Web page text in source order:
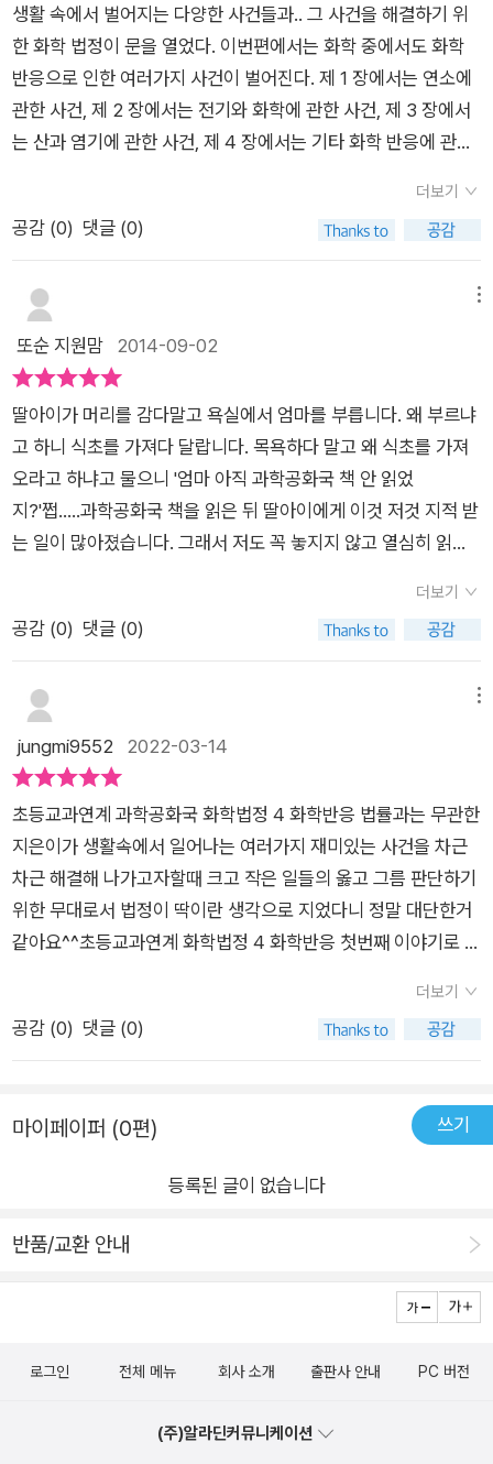
되게 하면서 안에 들어있던 음식물을변질시켜 주기 때문이래요.
그리고 <전기와 화학에 관한 사건> 중에서'머리를 말리지 못하
는 드라이어' 사건도 정말 흥미로웠어요.나홀로 양은 홈쇼핑을 보
다가 손도, 머리도 말려주는핸드 드라이어를 집에 설치합니다.초
강력 드라이어래요. 홈쇼핑 광고처럼 손을 씻고, 드라이어에가져
드라이어에 갖다 되었는데..글쎄 작동을 안하는거죠.왜그랬을까
요?핸드 드라이어의 센서는 적외선 방식으로 빛을 방출하여반사
된 빛을 감지한대요.그런데 검은 물체는 모든 빛을 흡수하는 성질
이 있으므로, 검은 머리카락을핸드 드라이어에 대면 흡수된 적외
선을 반사할 수 없어작동되지 않는다고 하네요.그래서 검은색의
생머리가 작동이 안되었던 거래요.그런데 말이죠~대머리와 염색
이도, 저도, 완전 신세계를 만난 것 같은기분이라고 했습니다.^^
전혀 생각하지 못했던 부분이거든요.과학공화국 법정시리즈 통
해서 정말 재미있는 일들을많이 알게되는 것 같아요.그리고우리
딸이 정말 재미있게 읽은 내용은<산과 염기에 관한 사건> 정에
서'머리카락 간장' 이래요.제목 그대로 설마...머리카락으로 간장
을??이라고 생각했는데요..정말 머리카락으로 간장을 만드는 내
용이더라구요. 과학공화국에 쌀값도, 곡식값도 폭등을 한 것이에
범남이는 의외로 우리의 귀염둥이 싸요 간장이 있어서신나하며
이야기하죠.그 이유가 바로 머리카락으로 간장을 만든다는 거였
어요.그런데 머리카락 간장이 사기죄로 화학법정에 고소가 되어
버립니다.정말 머리카락으로 간장을 만들 수 있는 거라구요?머
리카락과 식용 염산, 식용 탄산나트륨이 있으면간장을 만들 수 있
는 것이라고 하네요.브라보!! 완전 놀랍습니다.일반 간장보다는
맛과 향이 조금 떨어지지만제조 기간이 짧고 먹어도 아무 이상이
없다는 장점이 있다고 하네요.실제로 중국에서 생산이 되었었지
고 합니다.정말정말 재미있는 산과 염기에 관한 사건이었어요.흥
미로운 사건으로 과학을 이렇게 재미있게 접근하다니!놀라웠습
니다.머리카락 간장 사건을 흥미롭게 읽은 우리 딸,머리카락 간장
용 염산, 식용 탄산나트륨을 만들고섞어줍니다. 실제로 나의 머리
학 법정 4. 화학반응을 읽고,머리카락 간장 만드는 법도 배우고,
정시리즈는 정말 읽을수록 정말정말 좋아요!이렇게 재미있게 읽
는 초등과학도서가 있다니!아직도 고민중이시라면 고민 하실필
요 없이~당장 과학공화국 법정시리즈를 만나보세요!정말 아이가
부터 도서만 협찬받아 솔직하게 작성된 후기입니다>
양에 대한 문제를 보고 정답을 적었지만주최 측에서 오답으로 판
단하여라이트군이 주최 측을 고소하는 법정 공방을 시작한답니
다. '양초의 불꽃 모양을 적어보시오.' 란 질문에라이트 군은 양
초 불꽃 모양을 동그란 모양이라고 적어냈지요.주최 측은 '지구에
서는 공기의 대류 현상으로 불꽃 모양이 위로 길쭉해진다' 라고
오답이라고 한답니다.주최 측의 답변에 라이트군은 문제에서 '지
구에서'라는 말이 빠졌다며 의견을 제시하지요.앙 측의 의견을 들
에서의 불꽃 모양을 쓴 라이트군도 정답으로 인정을 하게 되지
요.'연소'를 주제로 양 측의 의견과 함께무중력의 특징도 읽어볼
수 있었던 '과학공화국 화학법정' 에는스토리 안에서 과학을 주제
로 한 다양한 지식을 읽어볼 수 있답니다. '과학공화국 화학법정'
은 일상생활에서 경험해 볼 만한과학적 사실을 다양한 사건안에
서 재미있게 구성하였답니다. 초등 3학년부터 교과에서 과학 용
어들이 어렵게 느껴지기 마련인데'과학공화국 법정 시리즈' 는 초
등 아이들부터 이야기로 쉽게 과학에 다가갈 수 있어서겨울방학
동안 읽어두면 고학년 과학 대비로도 너무 좋을 것 같아요!
생활 속에서 벌어지는 다양한 사건들과.. 그 사건을 해결하기 위
한 화학 법정이 문을 열었다. 이번편에서는 화학 중에서도 화학
반응으로 인한 여러가지 사건이 벌어진다. 제 1 장에서는 연소에
관한 사건, 제 2 장에서는 전기와 화학에 관한 사건, 제 3 장에서
는 산과 염기에 관한 사건, 제 4 장에서는 기타 화학 반응에 관한
알게 된 것도 있고, 모르던 중요한 상식도 알게 되었다. 사과의
갈변 현상은 주부라면 모두 아는 사실.. 그것이 산화작용이라는
서 뿌리는 설탕가루를 조심해야 된다는 것은 상식이지만 그것이
접촉 면적과 산화로 인한 설탕 폭탄 작용 때문이란 것도 알았고..
과자봉지의 질소도.. 가끔은 질소를 사먹는 건지 과자를 먹는 건
라이터를 두면 폭발 위험이 있다는 것도. 그러나.. 모르던 것도 있
어서 상식으로 알아두어야겠단 생각을 하기도 했다. 차를 운전하
지 않는 지라 몰랐던 주유소에서 핸드폰을 사용하면 유증기가 정
전기에 반응해서 위험하단 것도 알았고, 화장실에 있는 손 말리는
드라이어가 머리의 검정색은 인식치 못해서 말려주지 않지만 염
색을 하면 드라이기의 반응이 있다는 것도 재밌었다. 은그릇에
담긴 유황오리가 그릇을 변색 시킨 다는 것도.. 그리고 가장 놀란
사실이다. 딸냄은 알칼리성 이온음료가 사실은 산성인데 몸에
남는 것이 알칼리라 이름을 그렇게 짓는 다는 것과 자주 보는 초
의 불꽃모양이 지구와 달에서 차이가 난다는 것을 가장 재미있는
사연으로 꼽았다. 다양한 지식을 만나고.. 실생활에 얼마나 화학
이 가까운지.. 그리고 무심코 지나친 것들이 화학 반응을 통해 일
어난 일이란 걸 다양한 사건을 통해 코믹하게 만나보는 화학 법
정.. 암기하려면 어려울 지 모르는 용어와 지식을 초등 중학년인
울 공주는 웃으면서 재미있게 만나보고 있다. 과학 공화국 시리
즈.. 다음엔 또 어떤 사건들이 기다리고 있을지..벌써부터 기대가
더보기
공감 (0) 댓글 (0)
또순 지원맘 2014-09-02
딸아이가 머리를 감다말고 욕실에서 엄마를 부릅니다. 왜 부르냐
고 하니 식초를 가져다 달랍니다. 목욕하다 말고 왜 식초를 가져
오라고 하냐고 물으니 '엄마 아직 과학공화국 책 안 읽었
지?'쩝.....과학공화국 책을 읽은 뒤 딸아이에게 이것 저것 지적 받
는 일이 많아졌습니다. 그래서 저도 꼭 놓지지 않고 열심히 읽고
이가 너무 좋아하는 책이랍니다. 과학공화국 법정시리즈~!! 그
중 화학부분이 너무 재미있다고 다음책이 너무 너무 궁금하다고
할만큼 재미있어합니다. 식초로 두어방울로 머리를 헹구고 나
온 딸아이가 예전에 할머니께서 머리헹굴때 식초 몇방울 쓰면 좋
정말 과학적으로 맞는 거더라면서 아주 신이 났습니다. 할머니께
활에서 얼마나 많이 사용되는지 또 얼마나 유용한 과학지식들이
속속이 박혀있는지를 읽을때마다 '아~! 그렇구나~!!'를 연발하면
서 읽게 되는 책이랍니다. 이책을 읽고 방학숙제도 독후감써서
냈네요 ^^ 딸아이가 재미있게 읽기를 바랬던 저도 다음책이 궁
금할 정도니..ㅎㅎㅎㅎ정말 재미있는책 맞는것같네요..ㅎㅎ아이
들이 과학에 흥미를 팍팍 느낄수 있는 즐거운 시간을 만들어 주는
감사한 책입니다~!
더보기
공감 (0) 댓글 (0)
jungmi9552 2022-03-14
초등교과연계 과학공화국 화학법정 4 화학반응 법률과는 무관한
지은이가 생활속에서 일어나는 여러가지 재미있는 사건을 차근
차근 해결해 나가고자할때 크고 작은 일들의 옳고 그름 판단하기
위한 무대로서 법정이 딱이란 생각으로 지었다니 정말 대단한거
같아요^^초등교과연계 화학법정 4 화학반응 첫번째 이야기로 인
가지 물건들과 기록해 두었던 자료들 꺼내보면서 달나라 갔다 온
자신이 믿기지 않은 듯 감상에 빠져 있어요초등교과연계 과학공
화국의 라이트는 제45회 경시대회 예선 통과 해 시험 치러 강의
실 갔어요. 식은죽 먹기로 문제를 다풀고 마지막까지 신중하게 풀
어 만점이라 생각했어요. 다음날 수상자 발표로 라이트는 1문제
끊어 라이트는 화가 나 화학법정에 고소했어요.양초 불꽃 모양 적
씨는 길쭉한 모양이 정답이라 말했어요. 라이트가 인공위성 타고
무중력 체험 갔을때 여행 마지막날 촛불잔치했다고 해요. 그때 확
실히 모양을 봤다고..문출제씨가 지구에서는 공기의 대류현상으
을 말하니 판사님 결론은 라이트군의 답도 정답임을 알리고 공동
더보기
공감 (0) 댓글 (0)
마이페이퍼 (0편) 쓰기
등록된 글이 없습니다
반품/교환 안내
로그인 전체 메뉴 회사 소개 출판사 안내 PC 버전
(주)알라딘커뮤니케이션